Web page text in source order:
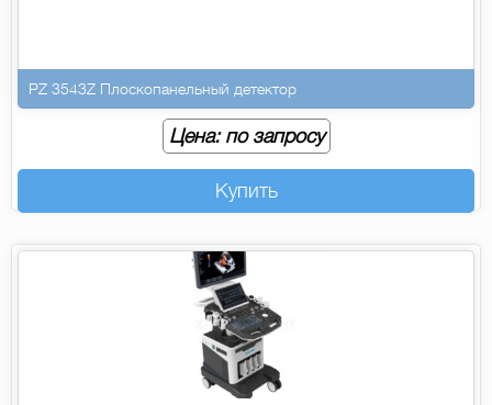
PZ 3543Z Плоскопанельный детектор
Цена: по запросу
Купить